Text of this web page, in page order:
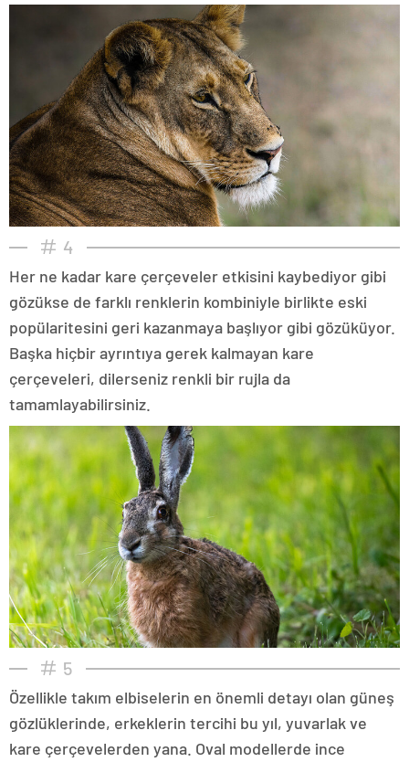
4
Her ne kadar kare çerçeveler etkisini kaybediyor gibi
gözükse de farklı renklerin kombiniyle birlikte eski
popülaritesini geri kazanmaya başlıyor gibi gözüküyor.
Başka hiçbir ayrıntıya gerek kalmayan kare
çerçeveleri, dilerseniz renkli bir rujla da
tamamlayabilirsiniz.
5
Özellikle takım elbiselerin en önemli detayı olan güneş
gözlüklerinde, erkeklerin tercihi bu yıl, yuvarlak ve
kare çerçevelerden yana. Oval modellerde ince